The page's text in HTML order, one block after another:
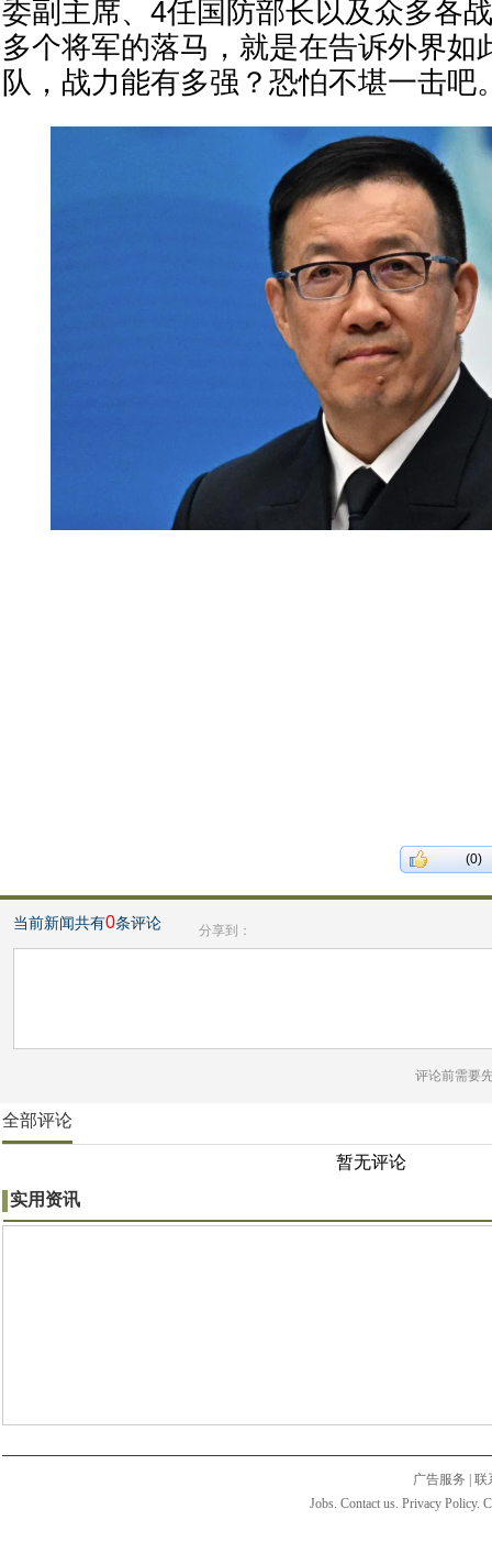
委副主席、4任国防部长以及众多各
多个将军的落马，就是在告诉外界如
队，战力能有多强？恐怕不堪一击吧
(0)
当前新闻共有0条评论 分享到：
评论前需要
全部评论
暂无评论
实用资讯
广告服务
联
Jobs. Contact us. Privacy Policy.